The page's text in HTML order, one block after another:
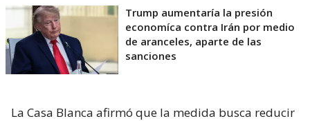
Trump aumentaría la presión
economíca contra Irán por medio
de aranceles, aparte de las
sanciones
La Casa Blanca afirmó que la medida busca reducir